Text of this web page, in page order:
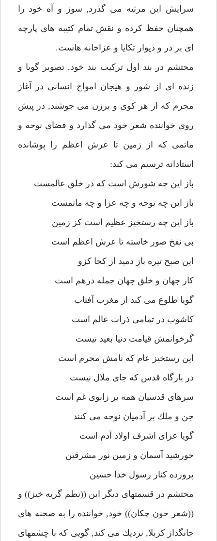
سرايش اين مرثيه مى گذرد, سوز و آه خود را
همچنان حفظ كرده و نقش تمام كتيبه هاى پارچه
اى بر در و ديوار تكايا و عزاخانه هاست.
محتشم در بند اول تركيب بند خود, تصوير گويا و
زنده اى از شور و هيجان امواج انسانى در آغاز
محرم كه از هر كوى و برزن مى جوشند, در پيش
روى خواننده شعر خود مى گذارد و فضاى نوحه و
ماتمى كه از زمين تا عرش اعظم را پوشانده
استادانه ترسيم مى كند:
باز اين چه شورش است كه در خلق عالمست
باز اين چه نوحه و چه عزا و چه ماتمست
باز اين چه رستخيز عظيم است كز زمين
بى نفخ صور خاسته تا عرش اعظم است
اين صبح تيره باز دميد از كجا كزو
كار جهان و خلق جهان جمله درهم است
گويا طلوع مى كند از مغرب آفتاب
كاشوب در تمامى ذرات عالم است
گرخوانمش قيامت دنيا بعيد نيست
اين رستخيز عام كه نامش محرم است
در بارگاه قدس كه جاى ملال نيست
سرهاى قدسيان همه بر زانوى غم است
جن و ملك بر آدميان نوحه مى كنند
گويا عزاى اشرف اولاد آدم است
خورشيد آسمان و زمين نور مشرقين
پرورده كنار رسول خدا حسين
محتشم در قسمتهاى ديگر اين ((نظم گريه خيز)) و
((شعر خون چكان)) خود, خواننده را به صحنه هاى
جانگداز كربلا, نزديك مى كند, گويى كه با چشمهاى